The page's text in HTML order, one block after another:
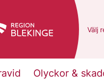
Du
Välj
Olyckor &